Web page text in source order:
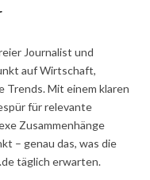
Journalist und
auf Wirtschaft,
Trends. Mit einem klaren
für relevante
Zusammenhänge
– genau das, was die
täglich erwarten.